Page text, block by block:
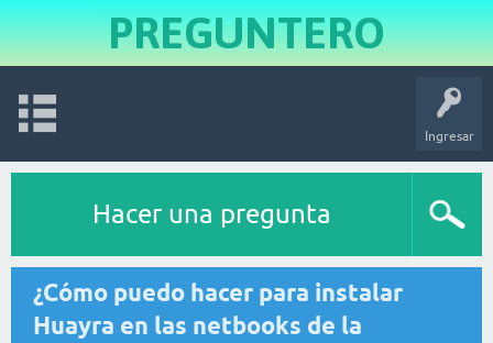
PREGUNTERO
Ingresar
Hacer una pregunta
¿Cómo puedo hacer para instalar
Huayra en las netbooks de la